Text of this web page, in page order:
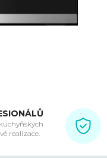
realizace.